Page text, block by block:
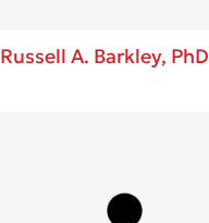
Russell A. Barkley, PhD